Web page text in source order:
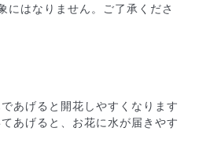
にはなりません。ご了承くださ
あげると開花しやすくなります
あげると、お花に水が届きやす